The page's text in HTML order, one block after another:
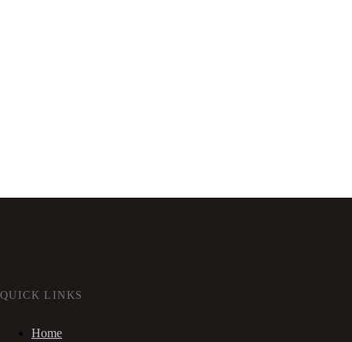
QUICK LINKS
Home